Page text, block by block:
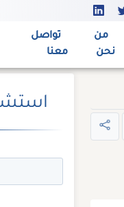
من
نحن
تواصل
معنا